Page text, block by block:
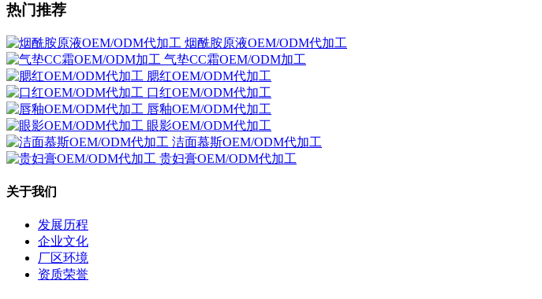
热门推荐
烟酰胺原液OEM/ODM代加工
气垫CC霜OEM/ODM加工
腮红OEM/ODM代加工
口红OEM/ODM代加工
唇釉OEM/ODM代加工
眼影OEM/ODM代加工
洁面慕斯OEM/ODM代加工
贵妇膏OEM/ODM代加工
关于我们
发展历程
企业文化
厂区环境
资质荣誉